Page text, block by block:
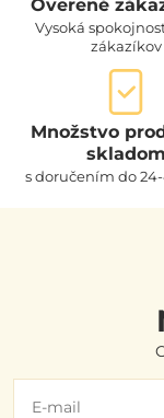
Overené
Vysoká
zákazíkov
Množstvo
skladom
s doručením do